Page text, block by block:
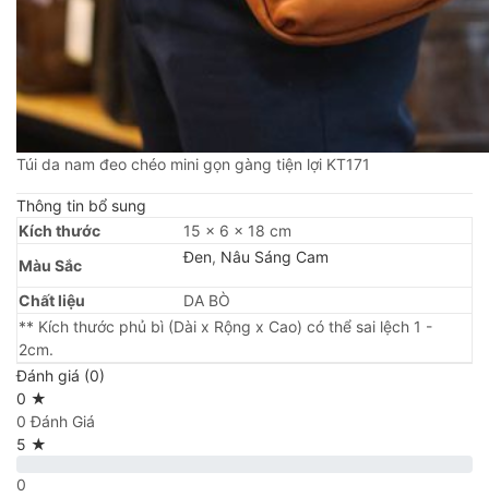
Túi da nam đeo chéo mini gọn gàng tiện lợi KT171
Thông tin bổ sung
Kích thước
15 × 6 × 18 cm
Màu Sắc
Đen, Nâu Sáng Cam
Chất liệu
DA BÒ
** Kích thước phủ bì (Dài x Rộng x Cao) có thể sai lệch 1 -
2cm.
Đánh giá (0)
0 ★
0 Đánh Giá
5 ★
0